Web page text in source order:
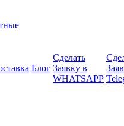
Блог
Сделать
Заявку в
WHATSAPP